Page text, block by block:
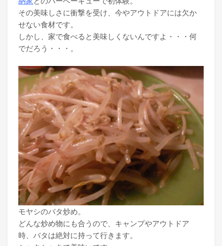
その美味しさに衝撃を受け、今やアウトドアには欠か
せない食材です。
しかし、家で食べると美味しくないんですよ・・・何
でだろう・・・。
モヤシのバタ炒め。
どんな炒め物にも合うので、キャンプやアウトドア
時、バタは絶対に持って行きます。